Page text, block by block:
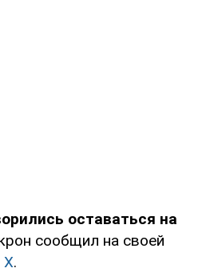
оставаться на
сообщил на своей
X.